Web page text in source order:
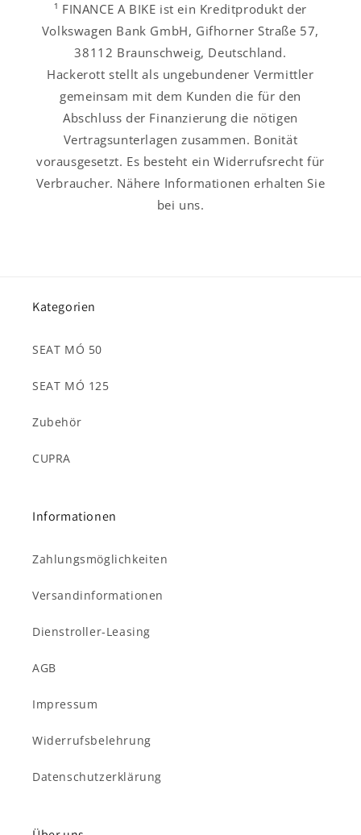
¹ FINANCE A BIKE ist ein Kreditprodukt der
Volkswagen Bank GmbH, Gifhorner Straße 57,
38112 Braunschweig, Deutschland.
Hackerott stellt als ungebundener Vermittler
gemeinsam mit dem Kunden die für den
Abschluss der Finanzierung die nötigen
Vertragsunterlagen zusammen. Bonität
vorausgesetzt. Es besteht ein Widerrufsrecht für
Verbraucher. Nähere Informationen erhalten Sie
bei uns.
Kategorien
SEAT MÓ 50
SEAT MÓ 125
Zubehör
CUPRA
Informationen
Zahlungsmöglichkeiten
Versandinformationen
Dienstroller-Leasing
AGB
Impressum
Widerrufsbelehrung
Datenschutzerklärung